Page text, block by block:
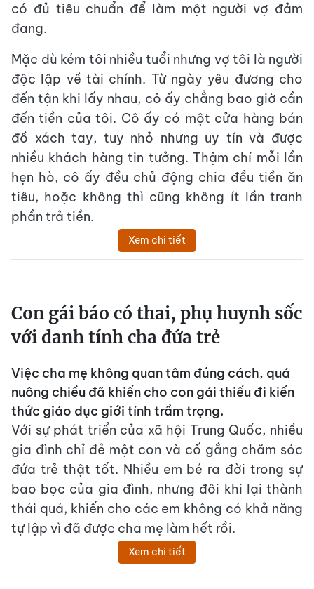
có đủ tiêu chuẩn để làm một người vợ đảm
đang.
Mặc dù kém tôi nhiều tuổi nhưng vợ tôi là người
độc lập về tài chính. Từ ngày yêu đương cho
đến tận khi lấy nhau, cô ấy chẳng bao giờ cần
đến tiền của tôi. Cô ấy có một cửa hàng bán
đồ xách tay, tuy nhỏ nhưng uy tín và được
nhiều khách hàng tin tưởng. Thậm chí mỗi lần
hẹn hò, cô ấy đều chủ động chia đều tiền ăn
tiêu, hoặc không thì cũng không ít lần tranh
phần trả tiền.
Xem chi tiết
Con gái báo có thai, phụ huynh sốc
với danh tính cha đứa trẻ
Việc cha mẹ không quan tâm đúng cách, quá
nuông chiều đã khiến cho con gái thiếu đi kiến
thức giáo dục giới tính trầm trọng.
Với sự phát triển của xã hội Trung Quốc, nhiều
gia đình chỉ đẻ một con và cố gắng chăm sóc
đứa trẻ thật tốt. Nhiều em bé ra đời trong sự
bao bọc của gia đình, nhưng đôi khi lại thành
thái quá, khiến cho các em không có khả năng
tự lập vì đã được cha mẹ làm hết rồi.
Xem chi tiết